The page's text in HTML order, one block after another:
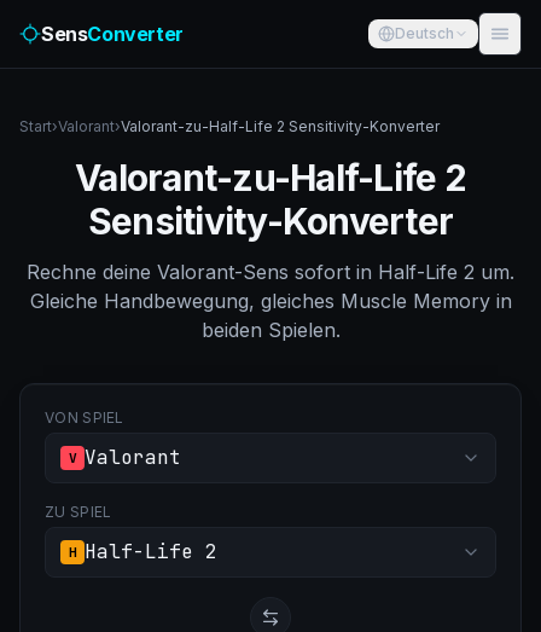
SensConverter Deutsch
Start›Valorant›Valorant-zu-Half-Life 2 Sensitivity-Konverter
Valorant-zu-Half-Life 2
Sensitivity-Konverter
Rechne deine Valorant-Sens sofort in Half-Life 2 um.
Gleiche Handbewegung, gleiches Muscle Memory in
beiden Spielen.
VON SPIEL
V Valorant
ZU SPIEL
H Half-Life 2